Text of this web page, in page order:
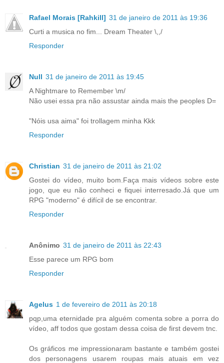
Rafael Morais [Rahkill] 31 de janeiro de 2011 às 19:36
Curti a musica no fim... Dream Theater \,,/
Responder
Null 31 de janeiro de 2011 às 19:45
A Nightmare to Remember \m/
Não usei essa pra não assustar ainda mais the peoples D=
"Nóis usa aima" foi trollagem minha Kkk
Responder
Christian 31 de janeiro de 2011 às 21:02
Gostei do vídeo, muito bom.Faça mais vídeos sobre este
jogo, que eu não conheci e fiquei interresado.Já que um
RPG "moderno" é difícil de se encontrar.
Responder
Anônimo 31 de janeiro de 2011 às 22:43
Esse parece um RPG bom
Responder
Agelus 1 de fevereiro de 2011 às 20:18
pqp,uma eternidade pra alguém comenta sobre a porra do
vídeo, aff todos que gostam dessa coisa de first devem tnc.
Os gráficos me impressionaram bastante e também gostei
dos personagens usarem roupas mais atuais em vez